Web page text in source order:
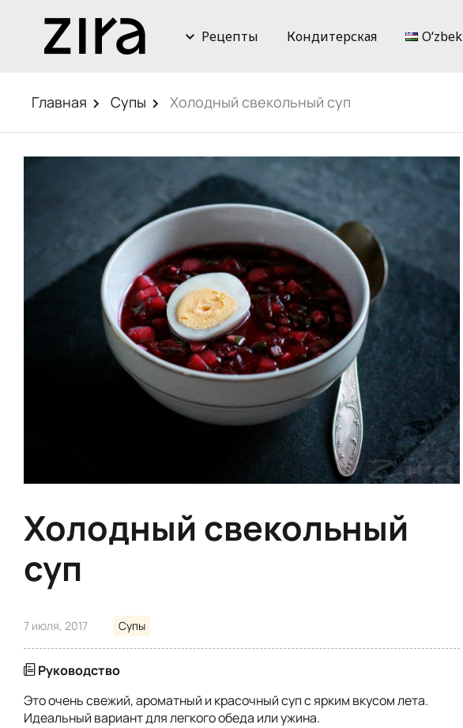
Рецепты Кондитерская Oʻzbek
Главная Супы Холодный свекольный суп
Холодный свекольный
суп
7 июля, 2017 Супы
Руководство
Это очень свежий, ароматный и красочный суп с ярким вкусом лета.
Идеальный вариант для легкого обеда или ужина.